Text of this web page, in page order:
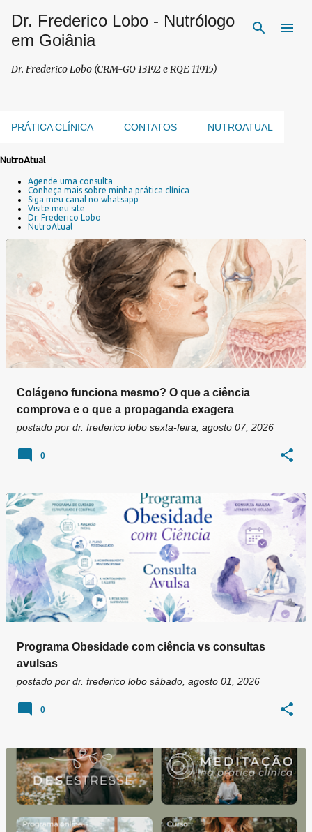
Pular para o conteúdo principal
Dr. Frederico Lobo - Nutrólogo
em Goiânia
Dr. Frederico Lobo (CRM-GO 13192 e RQE 11915)
PRÁTICA CLÍNICA CONTATOS NUTROATUAL
g
NutroAtual
Agende uma consulta
Conheça mais sobre minha prática clínica
Siga meu canal no whatsapp
Visite meu site
Dr. Frederico Lobo
NutroAtual
Colágeno funciona mesmo? O que a ciência
comprova e o que a propaganda exagera
postado por dr. frederico lobo sexta-feira, agosto 07, 2026
0
Programa Obesidade com ciência vs consultas
avulsas
postado por dr. frederico lobo sábado, agosto 01, 2026
0